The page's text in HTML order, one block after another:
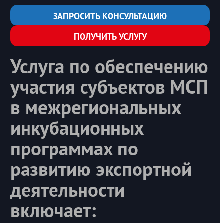
ЗАПРОСИТЬ КОНСУЛЬТАЦИЮ
ПОЛУЧИТЬ УСЛУГУ
Услуга по обеспечению
участия субъектов МСП
в межрегиональных
инкубационных
программах по
развитию экспортной
деятельности
включает: